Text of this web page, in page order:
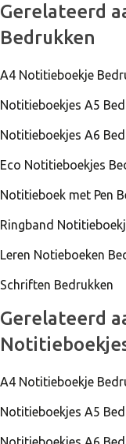
Gerelateerd
Bedrukken
A4 Notitieboekje
Notitieboekjes A5
Notitieboekjes A6
Eco Notitieboekjes
Notitieboek met Pen
Ringband
Leren Notieboeken
Schriften Bedrukken
Gerelateerd
A4 Notitieboekje
Notitieboekjes A5